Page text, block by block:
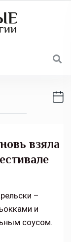
взяла
–
и
соусом.